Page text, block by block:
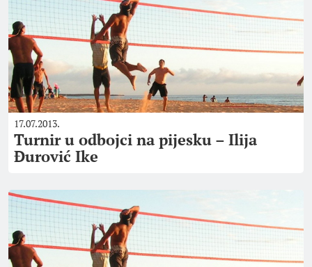
17.07.2013.
Turnir u odbojci na pijesku – Ilija
Đurović Ike